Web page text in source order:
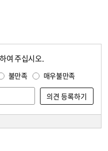
여 주십시오.
불만족 매우불만족